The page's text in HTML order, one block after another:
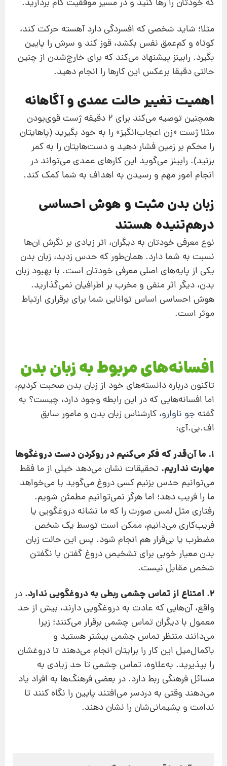
که خودتان را رها کنید و در مسیر موفقیت گام بردارید.
مثلا؛ شاید شخصی که افسردگی دارد آهسته حرکت کند،
کوتاه و کم‌عمق نفس بکشد، قوز کند و سرش را پایین
بگیرد. رابینز پیشنهاد می‌کند که برای خارج‌شدن از چنین
حالتی دقیقا برعکس این کارها را انجام دهید.
اهمیت تغییر حالت عمدی و آگاهانه
همچنین توصیه می‌کند برای 2 دقیقه ژست قوی‌بودن
مثلا ژست «زن اعجاب‌انگیز» را به خود بگیرید (پاهایتان
را محکم بر زمین فشار دهید و دست‌هایتان را به کمر
بزنید). رابینز می‌گوید این کارهای عمدی می‌تواند در
انجام امور مهم و رسیدن به اهداف به شما کمک کند.
زبان بدن مثبت و هوش احساسی
درهم‌تنیده هستند
نوع معرفی خودتان به دیگران، اثر زیادی بر نگرش آن‌‌ها
نسبت به شما دارد. همان‌طور که حدس زدید، زبان بدن
یکی از پایه‌های اصلی معرفی خودتان است. با بهبود زبان
بدن، دیگر اثر منفی و مخرب بر اطرافیان نمی‌گذارید.
هوش احساسی اساس توانایی شما برای برقراری ارتباط
موثر است.
افسانه‌های مربوط به زبان بدن
تاکنون درباره دانسته‌‌های خود از زبان بدن صحبت کردیم،
اما افسانه‌‌هایی که در این رابطه وجود دارد، چیست؟ به
گفته جو ناوارو، کارشناس زبان بدن و مامور سابق
اف.بی.آی:
1. ما آن‌قدر که فکر می‌کنیم در روکردن دست دروغگوها
مهارت نداریم. تحقیقات نشان می‌دهد خیلی از ما فقط
می‌توانیم حدس بزنیم کسی دروغ می‌گوید یا می‌خواهد
ما را فریب دهد؛ اما هرگز نمی‌توانیم مطمئن شویم.
رفتاری مثل لمس صورت را که ما نشانه دروغگویی یا
فریب‌کاری می‌دانیم، ممکن است توسط یک شخص
مضطرب یا بی‌قرار هم انجام شود. پس این حالت زبان
بدن معیار خوبی برای تشخیص دروغ گفتن یا نگفتن
شخص مقابل نیست.
2. امتناع از تماس چشمی ربطی به دروغگویی ندارد.
در
واقع، آن‌هایی که عادت به دروغگویی دارند، بیش از حد
معمول با دیگران تماس چشمی برقرار می‌کنند؛ زیرا
می‌دانند منتظر تماس چشمی بیشتر هستید و
باکمال‌میل این کار را برایتان انجام می‌دهند تا دروغشان
را بپذیرید. به‌علاوه، تماس چشمی تا حد زیادی به
مسائل فرهنگی ربط دارد. در بعضی فرهنگ‌ها به افراد یاد
می‌دهند وقتی به دردسر می‌افتند پایین را نگاه کنند تا
ندامت و پشیمانی‌شان را نشان دهند.